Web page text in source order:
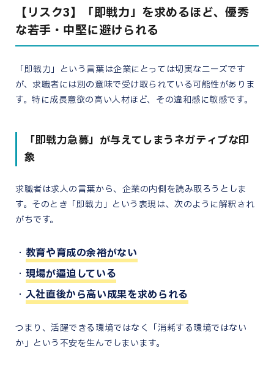
【リスク3】「即戦力」を求めるほど、優秀
な若手・中堅に避けられる
「即戦力」という言葉は企業にとっては切実なニーズです
が、求職者には別の意味で受け取られている可能性がありま
す。特に成長意欲の高い人材ほど、その違和感に敏感です。
「即戦力急募」が与えてしまうネガティブな印
象
求職者は求人の言葉から、企業の内側を読み取ろうとしま
す。そのとき「即戦力」という表現は、次のように解釈され
がちです。
教育や育成の余裕がない
現場が逼迫している
入社直後から高い成果を求められる
つまり、活躍できる環境ではなく「消耗する環境ではない
か」という不安を生んでしまいます。